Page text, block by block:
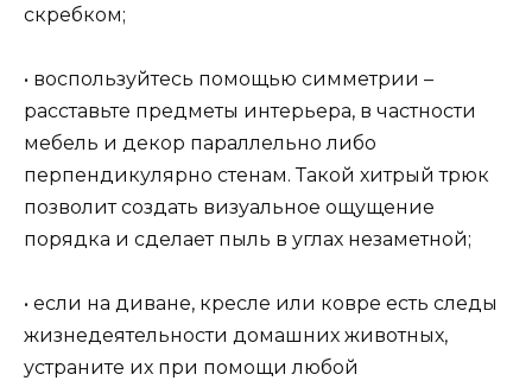
скребком;
• воспользуйтесь помощью симметрии –
расставьте предметы интерьера, в частности
мебель и декор параллельно либо
перпендикулярно стенам. Такой хитрый трюк
позволит создать визуальное ощущение
порядка и сделает пыль в углах незаметной;
• если на диване, кресле или ковре есть следы
жизнедеятельности домашних животных,
устраните их при помощи любой